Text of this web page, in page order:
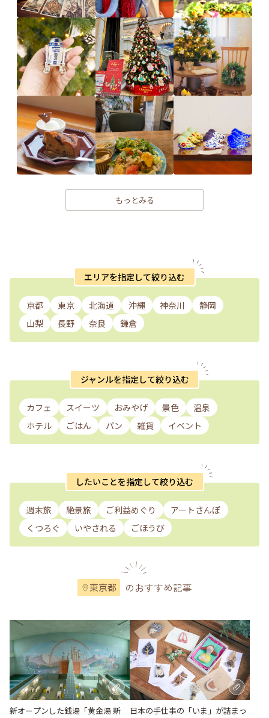
もっとみる
エリアを指定して絞り込む
京都 東京 北海道 沖縄 神奈川
静岡
山梨
長野 奈良 鎌倉
ジャンルを指定して絞り込む
カフェ スイーツ おみやげ 景色
温泉
ホテル
ごはん パン 雑貨 イベント
したいことを指定して絞り込む
週末旅 絶景旅 ご利益めぐり
アートさんぽ
くつろぐ
いやされる ごほうび
東京都 のおすすめ記事
新オープンした銭湯「黄金湯 新
日本の手仕事の「いま」が詰まっ